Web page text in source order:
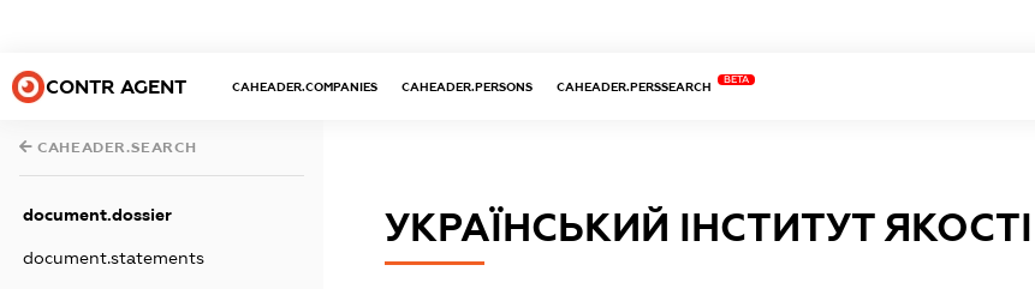
CONTR AGENT CAHEADER.COMPANIES CAHEADER.PERSONS CAHEADER.PERSSEARCH
BETA
CAHEADER.SEARCH
document.dossier
document.statements
УКРАЇНСЬКИЙ ІНСТИТУТ ЯКОСТІ